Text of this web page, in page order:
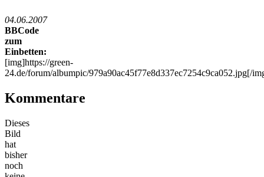
04.06.2007
BBCode
zum
Einbetten:
[img]https://green-
24.de/forum/albumpic/979a90ac45f77e8d337ec7254c9ca052.jpg[/
Kommentare
Dieses
Bild
hat
bisher
noch